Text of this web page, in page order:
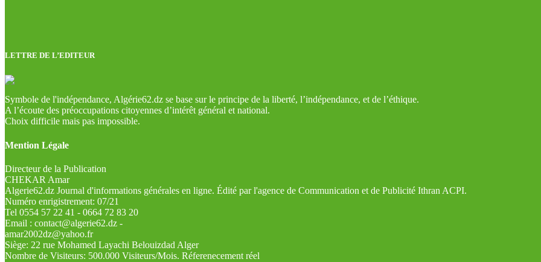
LETTRE DE L’EDITEUR
Symbole de l'indépendance, Algérie62.dz se base sur le principe de la liberté, l’indépendance, et de l’éthique.
A l’écoute des préoccupations citoyennes d’intérêt général et national.
Choix difficile mais pas impossible.
Mention Légale
Directeur de la Publication
CHEKAR Amar
Algerie62.dz Journal d'informations générales en ligne. Édité par l'agence de Communication et de Publicité Ithran ACPI.
Numéro enrigistrement: 07/21
Tel 0554 57 22 41 - 0664 72 83 20
Email : contact@algerie62.dz -
amar2002dz@yahoo.fr
Siège: 22 rue Mohamed Layachi Belouizdad Alger
Nombre de Visiteurs: 500.000 Visiteurs/Mois. Réferenecement réel